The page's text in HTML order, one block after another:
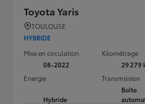
Toyota Yaris
TOULOUSE
HYBRIDE
Mise en circulation
08-2022
Kilométrage
29 279
Energie
Hybride
Transmission
Boîte